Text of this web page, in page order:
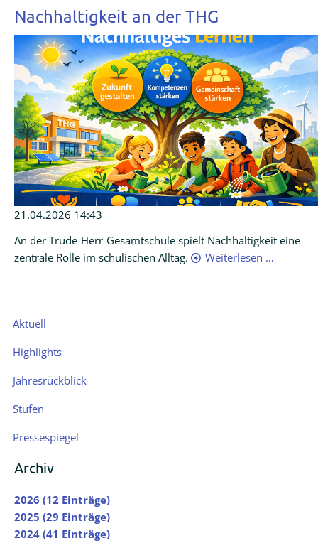
Nachhaltigkeit an der THG
21.04.2026 14:43
An der Trude-Herr-Gesamtschule spielt Nachhaltigkeit eine
zentrale Rolle im schulischen Alltag.
Weiterlesen …
Navigation
Aktuell
Highlights
Jahresrückblick
Stufen
Pressespiegel
Archiv
2026 (12 Einträge)
2025 (29 Einträge)
2024 (41 Einträge)